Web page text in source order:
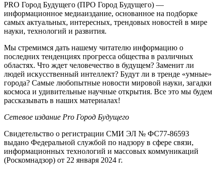
PRO Город Будущего (ПРО Город Будущего) —
информационное медиаиздание, основанное на подборке
самых актуальных, интересных, трендовых новостей в мире
науки, технологий и развития.
Мы стремимся дать нашему читателю информацию о
последних тенденциях прогресса общества в различных
областях. Что ждет человечество в будущем? Заменит ли
людей искусственный интеллект? Будут ли в тренде «умные»
города? Самые любопытные новости мировой науки, загадки
космоса и удивительные научные открытия. Все это мы будем
рассказывать в наших материалах!
Сетевое издание Рrо Город Будущего
Свидетельство о регистрации СМИ ЭЛ № ФС77-86593
выдано Федеральной службой по надзору в сфере связи,
информационных технологий и массовых коммуникаций
(Роскомнадзор) от 22 января 2024 г.